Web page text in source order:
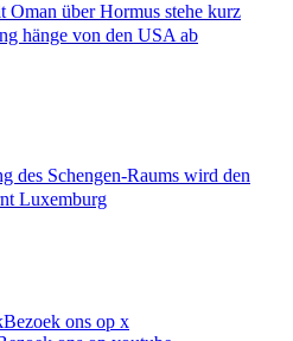
über Hormus stehe kurz
hänge von den USA ab
Schengen-Raums wird den
Luxemburg
Bezoek ons op x